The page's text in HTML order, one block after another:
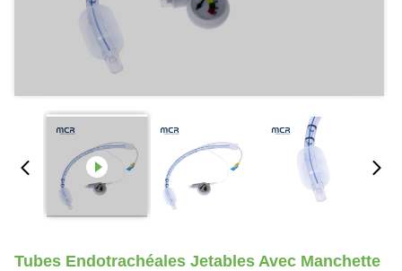
Tubes Endotrachéales Jetables Avec Manchette